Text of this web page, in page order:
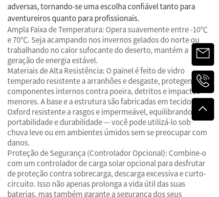
adversas, tornando-se uma escolha confiável tanto para
aventureiros quanto para profissionais.
Ampla Faixa de Temperatura: Opera suavemente entre -10℃
e 70℃. Seja acampando nos invernos gelados do norte ou
trabalhando no calor sufocante do deserto, mantém a
geração de energia estável.
Materiais de Alta Resistência: O painel é feito de vidro
temperado resistente a arranhões e desgaste, protegendo os
componentes internos contra poeira, detritos e impactos
menores. A base e a estrutura são fabricadas em tecido
Oxford resistente a rasgos e impermeável, equilibrando
portabilidade e durabilidade — você pode utilizá-lo sob
chuva leve ou em ambientes úmidos sem se preocupar com
danos.
Proteção de Segurança (Controlador Opcional): Combine-o
com um controlador de carga solar opcional para desfrutar
de proteção contra sobrecarga, descarga excessiva e curto-
circuito. Isso não apenas prolonga a vida útil das suas
baterias, mas também garante a segurança dos seus